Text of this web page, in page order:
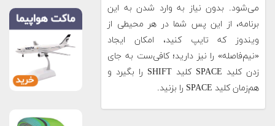
می‌شود. بدون نیاز به وارد شدن به این
برنامه، از این پس شما در هر محیطی از
ویندوز که تایپ کنید، امکان ایجاد
«نیم‌فاصله» را نیز دارید؛ کافی‌ست به جای
زدن کلید SPACE کلید SHIFT را بگیرد و
هم‌زمان کلید SPACE را بزنید.